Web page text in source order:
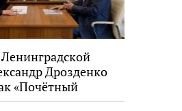
Дрозденко
«Почётный